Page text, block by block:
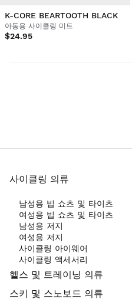
K-CORE BEARTOOTH BLACK
아동용 사이클링 미트
$24.95
사이클링 의류
남성용 빕 쇼츠 및 타이츠
여성용 빕 쇼츠 및 타이츠
남성용 저지
여성용 저지
사이클링 아이웨어
사이클링 액세서리
헬스 및 트레이닝 의류
스키 및 스노보드 의류